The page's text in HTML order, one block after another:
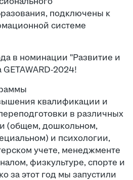
подключены к
системе
в номинации "Развитие и
2024!
квалификации и
в различных
(общем, дошкольном,
и психологии,
учете, менеджменте
физкультуре, спорте и
за этот год мы запустили